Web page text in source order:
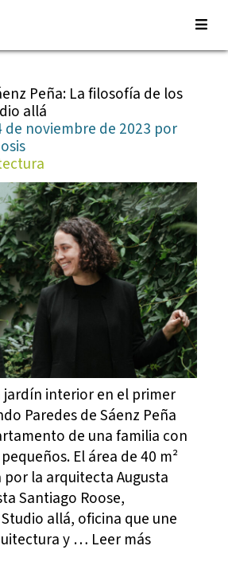
Peña: La filosofía de los
allá
de noviembre de 2023 por
jardín interior en el primer
Paredes de Sáenz Peña
de una familia con
El área de 40 m²
la arquitecta Augusta
Santiago Roose,
allá, oficina que une
y … Leer más